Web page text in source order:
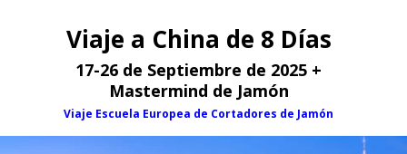
Viaje a China de 8 Días
17-26 de Septiembre de 2025 +
Mastermind de Jamón
Viaje Escuela Europea de Cortadores de Jamón